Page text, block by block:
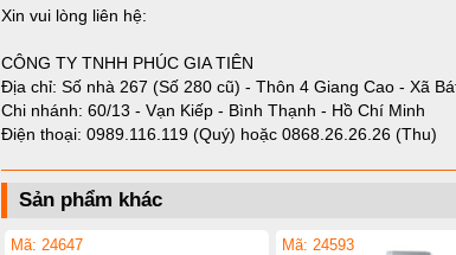
Xin vui lòng liên hệ:
CÔNG TY TNHH PHÚC GIA TIÊN
Địa chỉ: Số nhà 267 (Số 280 cũ) - Thôn 4 Giang Cao - Xã
Chi nhánh: 60/13 - Vạn Kiếp - Bình Thạnh - Hồ Chí Minh
Điện thoại: 0989.116.119 (Quý) hoặc 0868.26.26.26 (Thu)
Sản phẩm khác
Mã: 24647 Mã: 24593